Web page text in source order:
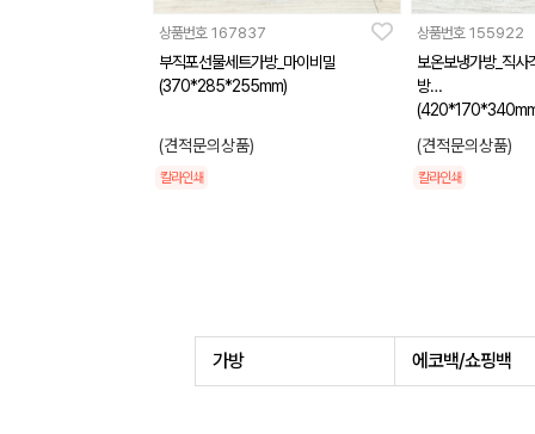
상품번호 167837
부직포선물세트가방_마이비밀
(370*285*255mm)
(견적문의상품)
칼라인쇄
상품번호 155922
보온보냉가방_직사
방
(견적문의상품)
칼라인쇄
가방 에코백/쇼핑백